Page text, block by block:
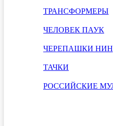
ТРАНСФОРМЕРЫ
ЧЕЛОВЕК ПАУК
ЧЕРЕПАШКИ
ТАЧКИ
РОССИЙСКИЕ